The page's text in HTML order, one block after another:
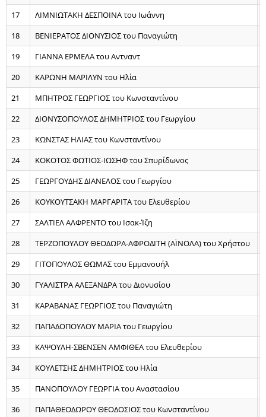
17
ΛΙΜΝΙΩΤΑΚΗ ΔΕΣΠΟΙΝΑ του Ιωάννη
18
ΒΕΝΙΕΡΑΤΟΣ ΔΙΟΝΥΣΙΟΣ του Παναγιώτη
19
ΓΙΑΝΝΑ ΕΡΜΕΛΑ του Aντναντ
20
ΚΑΡΩΝΗ ΜΑΡΙΛΥΝ του Ηλία
21
ΜΠΗΤΡΟΣ ΓΕΩΡΓΙΟΣ του Κωνσταντίνου
22
ΔΙΟΝΥΣΟΠΟΥΛΟΣ ΔΗΜΗΤΡΙΟΣ του Γεωργίου
23
ΚΩΝΣΤΑΣ ΗΛΙΑΣ του Κωνσταντίνου
24
ΚΟΚΟΤΟΣ ΦΩΤΙΟΣ-ΙΩΣΗΦ του Σπυρίδωνος
25
ΓΕΩΡΓΟΥΔΗΣ ΔΙΑΝΕΛΟΣ του Γεωργίου
26
ΚΟΥΚΟΥΤΣΑΚΗ ΜΑΡΓΑΡΙΤΑ του Ελευθερίου
27
ΣΑΛΤΙΕΛ ΑΛΦΡΕΝΤΟ του Ισακ-Ίζη
28
ΤΕΡΖΟΠΟΥΛΟΥ ΘΕΟΔΩΡΑ-ΑΦΡΟΔΙΤΗ (ΑΪΝΟΛΑ) του Χρήστου
29
ΓΙΤΟΠΟΥΛΟΣ ΘΩΜΑΣ του Εμμανουήλ
30
ΓΥΑΛΙΣΤΡΑ ΑΛΕΞΑΝΔΡΑ του Διονυσίου
31
ΚΑΡΑΒΑΝΑΣ ΓΕΩΡΓΙΟΣ του Παναγιώτη
32
ΠΑΠΑΔΟΠΟΥΛΟΥ ΜΑΡΙΑ του Γεωργίου
33
ΚΑΨΟΥΛΗ-ΣΒΕΝΣΕΝ ΑΜΦΙΘΕΑ του Ελευθερίου
34
ΚΟΥΛΕΤΣΗΣ ΔΗΜΗΤΡΙΟΣ του Ηλία
35
ΠΑΝΟΠΟΥΛΟΥ ΓΕΩΡΓΙΑ του Αναστασίου
36
ΠΑΠΑΘΕΟΔΩΡΟΥ ΘΕΟΔΟΣΙΟΣ του Κωνσταντίνου